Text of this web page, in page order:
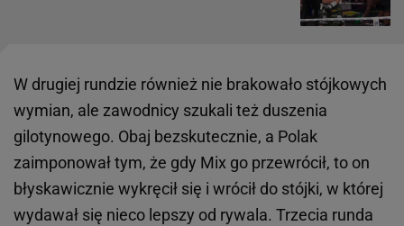
W drugiej rundzie również nie brakowało stójkowych
wymian, ale zawodnicy szukali też duszenia
gilotynowego. Obaj bezskutecznie, a Polak
zaimponował tym, że gdy Mix go przewrócił, to on
błyskawicznie wykręcił się i wrócił do stójki, w której
wydawał się nieco lepszy od rywala. Trzecia runda